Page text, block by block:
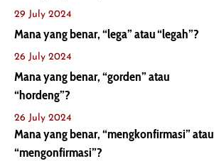
29 July 2024
Mana yang benar, “lega” atau “legah”?
26 July 2024
Mana yang benar, “gorden” atau
“hordeng”?
26 July 2024
Mana yang benar, “mengkonfirmasi” atau
“mengonfirmasi”?